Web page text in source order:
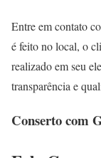
Entre em contato
é feito no local, o
realizado em seu
transparência e
Conserto com